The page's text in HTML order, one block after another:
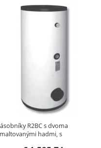
R2BC s dvoma
hadmi, s